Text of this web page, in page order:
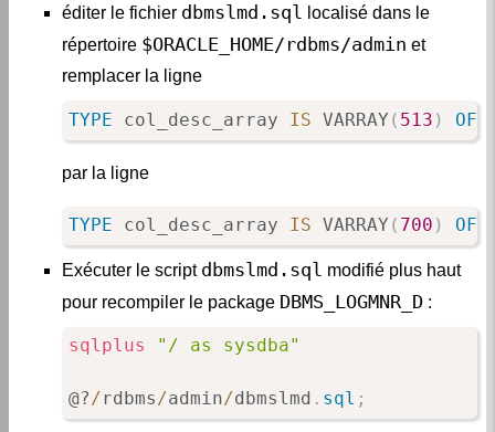
éditer le fichier dbmslmd.sql localisé dans le
répertoire $ORACLE_HOME/rdbms/admin et
remplacer la ligne
TYPE col_desc_array IS VARRAY ( 513 ) OF
par la ligne
TYPE col_desc_array IS VARRAY ( 700 ) OF
Exécuter le script dbmslmd.sql modifié plus haut
pour recompiler le package DBMS_LOGMNR_D :
sqlplus "/ as sysdba"
@?/rdbms/admin/dbmslmd . sql ;